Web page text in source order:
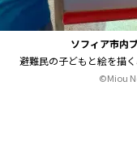
ソフィア市内
避難民の子どもと絵を描
©Miou